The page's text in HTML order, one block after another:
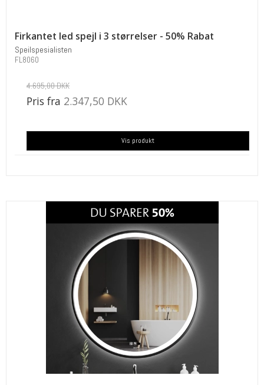
Firkantet led spejl i 3 størrelser - 50% Rabat
Speilspesialisten
FL8060
4.695,00 DKK
Pris fra 2.347,50 DKK
Vis produkt